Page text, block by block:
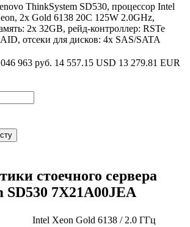
ThinkSystem SD530, процессор Intel
2x Gold 6138 20C 125W 2.0GHz,
2x 32GB, рейд-контроллер: RSTe
отсеки для дисков: 4x SAS/SATA
963 руб. 14 557.15 USD 13 279.81 EUR
стоечного сервера
SD530 7X21A00JEA
Intel Xeon Gold 6138 / 2.0 ГГц